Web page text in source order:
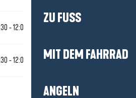
ZU FUSS
MIT DEM FAHRRAD
ANGELN
- 12:00
- 12:00 14:30 - 19:00